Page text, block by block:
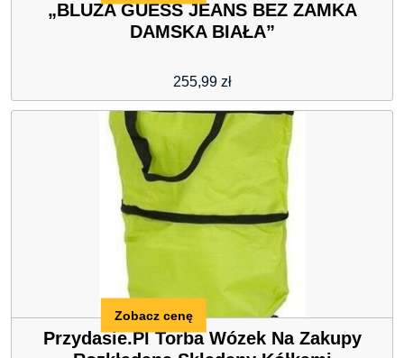
„BLUZA GUESS JEANS BEZ ZAMKA
DAMSKA BIAŁA”
255,99 zł
Przydasie.Pl Torba Wózek Na Zakupy
Zobacz cenę